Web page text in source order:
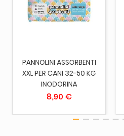
PANNOLINI ASSORBENTI
XXL PER CANI 32-50 KG
INODORINA
8,90 €